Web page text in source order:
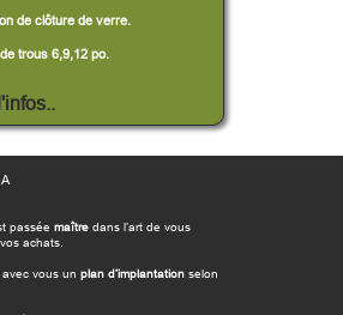
de clôture de verre.
trous 6,9,12 po.
passée maîtredans l’art de vous
achats.
vous un plan d’implantationselon